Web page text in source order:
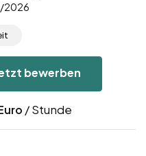
2026
bewerben
/ Stunde